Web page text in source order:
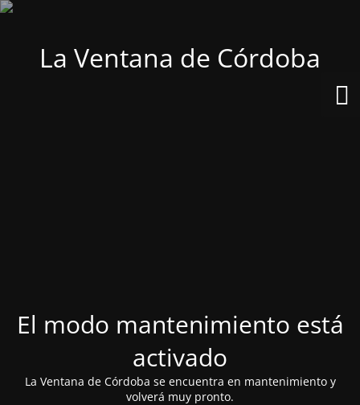
La Ventana de Córdoba
El modo mantenimiento está
activado
La Ventana de Córdoba se encuentra en mantenimiento y
volverá muy pronto.